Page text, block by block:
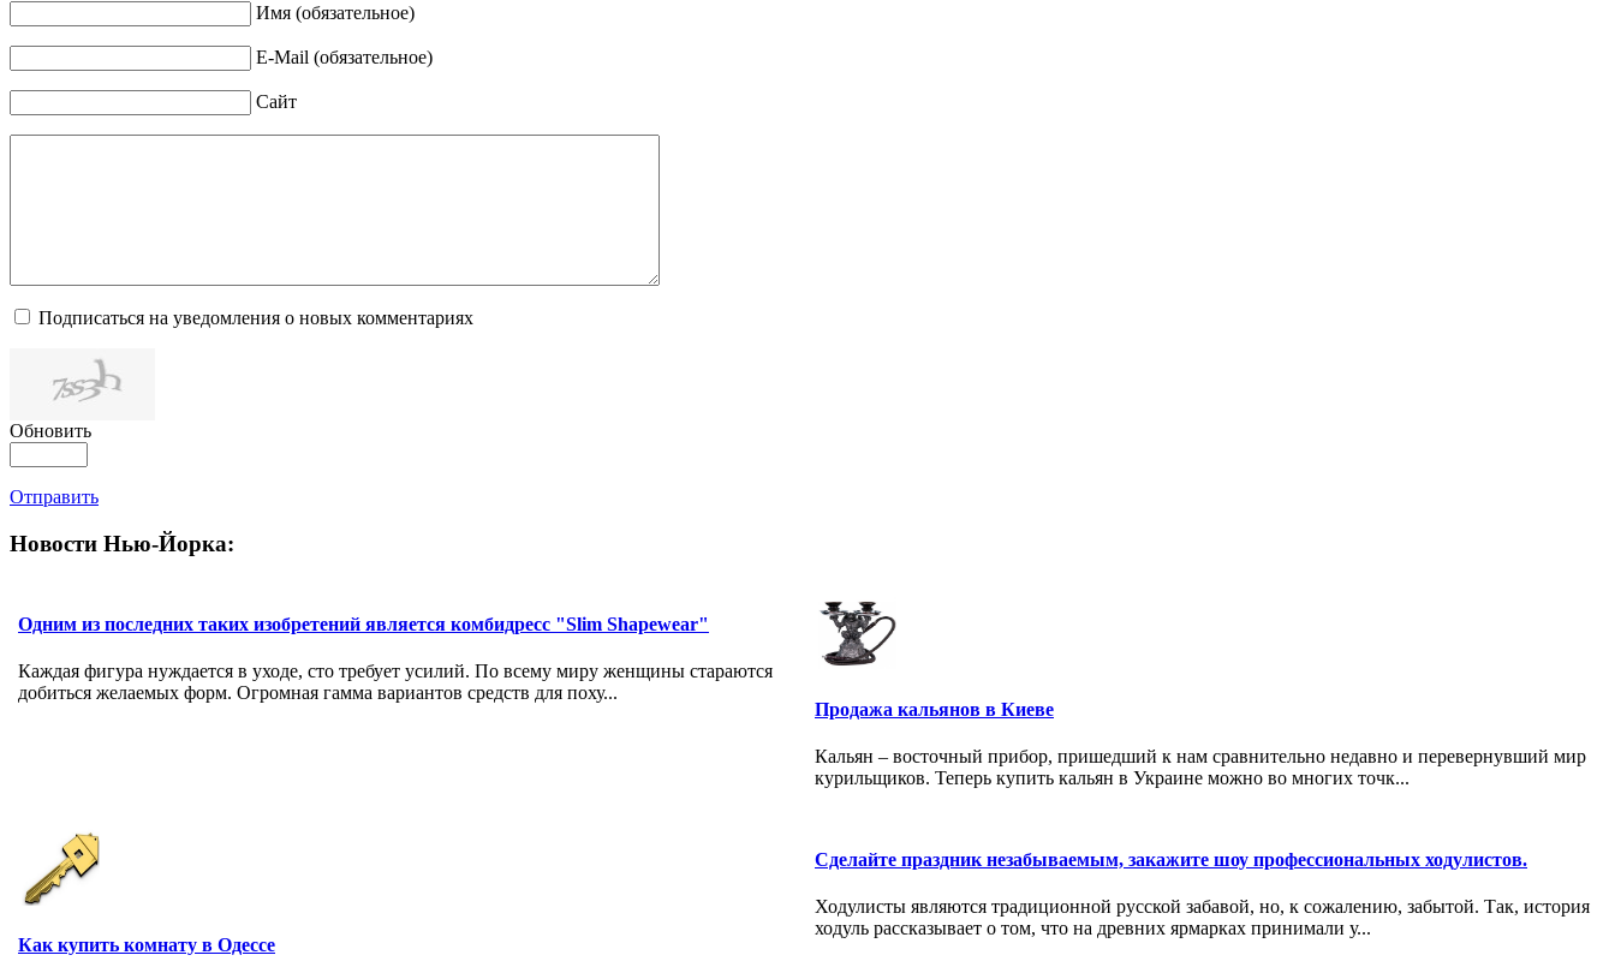
Имя (обязательное)
E-Mail (обязательное)
Сайт
Подписаться на уведомления о новых комментариях
Обновить
Отправить
Новости Нью-Йорка:
Одним из последних таких изобретений является комбидресс "Slim Shapewear"
Каждая фигура нуждается в уходе, сто требует усилий. По всему миру женщины стараются
добиться желаемых форм. Огромная гамма вариантов средств для поху...
Продажа кальянов в Киеве
Кальян – восточный прибор, пришедший к нам сравнительно недавно и перевернувший мир
курильщиков. Теперь купить кальян в Украине можно во многих точк...
Как купить комнату в Одессе
Сделайте праздник незабываемым, закажите шоу профессиональных ходулистов.
Ходулисты являются традиционной русской забавой, но, к сожалению, забытой. Так, история
ходуль рассказывает о том, что на древних ярмарках принимали у...